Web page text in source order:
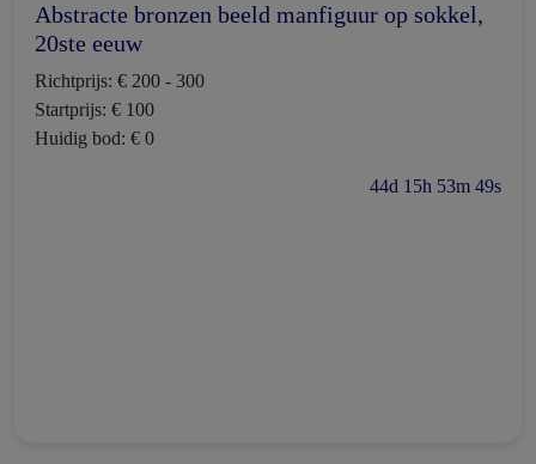
Abstracte bronzen beeld manfiguur op sokkel,
20ste eeuw
Richtprijs: € 200 - 300
Startprijs: € 100
Huidig bod: € 0
44d 15h 53m 48s